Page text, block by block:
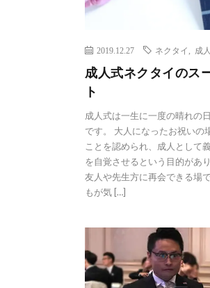
2019.12.27 ネクタイ 成
成人式ネクタイのス
ト
成人式は一生に一度の晴れの
です。 大人になったお祝いの
ことを認められ、成人として
を自覚させるという目的があ
友人や先生方に再会できる場
もが気 […]